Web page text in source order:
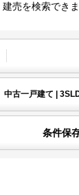
売を検索できま
中古一戸建て |
条件保